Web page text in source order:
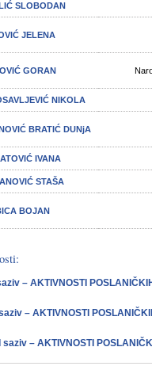
SLOBODAN
JELENA
GORAN
NIKOLA
BRATIĆ DUNjA
IVANA
STAŠA
BOJAN
– AKTIVNOSTI
– AKTIVNOSTI
saziv – AKTIVNOSTI